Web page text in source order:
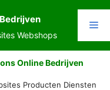
Webshops
Online Bedrijven
Producten Diensten